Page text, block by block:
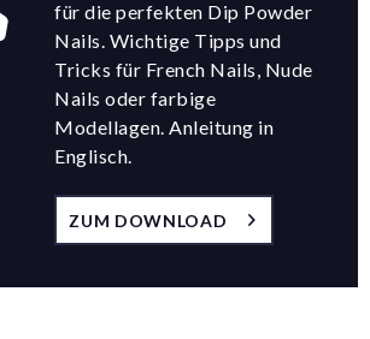
für die perfekten Dip Powder
Nails. Wichtige Tipps und
Tricks für French Nails, Nude
Nails oder farbige
Modellagen. Anleitung in
Englisch.
ZUM DOWNLOAD